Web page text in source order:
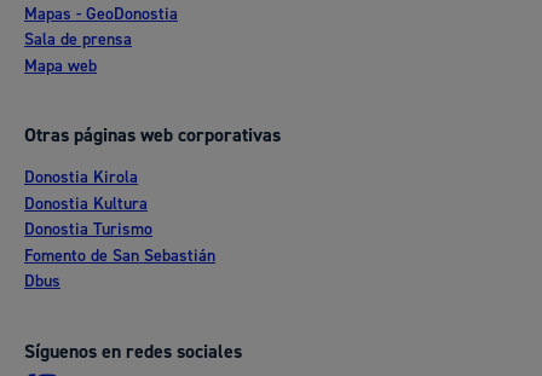
Mapas - GeoDonostia
Sala de prensa
Mapa web
Otras páginas web corporativas
Donostia Kirola
Donostia Kultura
Donostia Turismo
Fomento de San Sebastián
Dbus
Síguenos en redes sociales